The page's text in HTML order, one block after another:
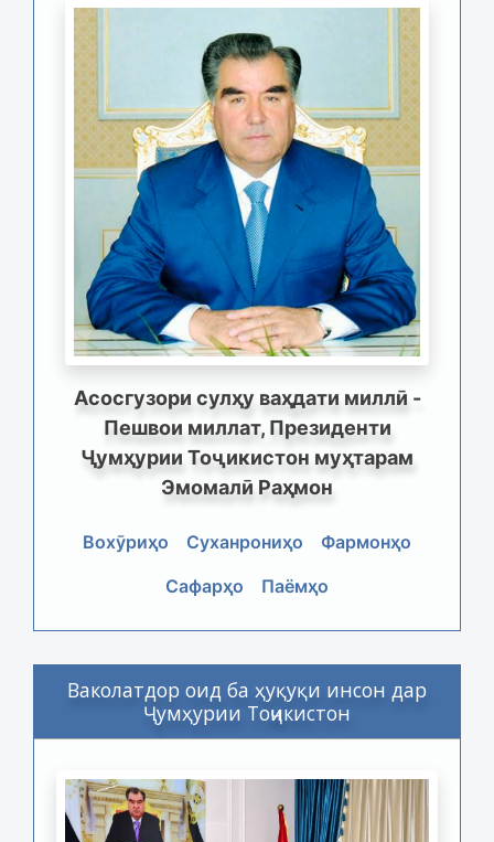
Асосгузори сулҳу ваҳдати миллӣ -
Пешвои миллат, Президенти
Ҷумҳурии Тоҷикистон муҳтарам
Эмомалӣ Раҳмон
Вохӯриҳо Суханрониҳо
Фармонҳо
Сафарҳо
Паёмҳо
Ваколатдор оид ба ҳуқуқи инсон дар
Ҷумҳурии Тоҷикистон